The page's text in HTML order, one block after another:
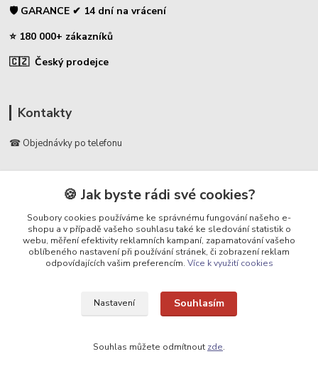
🛡️ GARANCE ✔ 14 dní na vrácení
⭐ 180 000+ zákazníků
🇨🇿 Český prodejce
Kontakty
☎ Objednávky po telefonu
📞 728 007 997
⏰ Po - Pá | 7:00 - 13:30 |
info@repulse.cz
Upravit sběr cookies.
REPULSE s.r.o. | www.repulse.cz | 2015-2026 © Hradec Králové
🍪 Jak byste rádi své cookies?
Soubory cookies používáme ke správnému fungování našeho e-
shopu a v případě vašeho souhlasu také ke sledování statistik o
webu, měření efektivity reklamních kampaní, zapamatování vašeho
oblíbeného nastavení při používání stránek, či zobrazení reklam
odpovídajících vašim preferencím. Více k využití cookies
Nastavení Souhlasím
Souhlas můžete odmítnout zde.